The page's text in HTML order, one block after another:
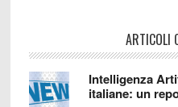
ARTICOLI
Intelligenza
italiane: un